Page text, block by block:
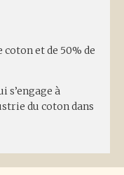
et de 50% de
s’engage à
du coton dans